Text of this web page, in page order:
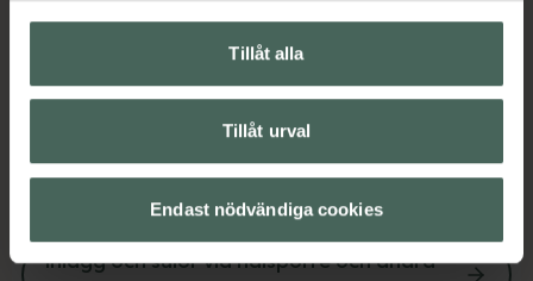
Tillåt alla
Tillåt urval
Endast nödvändiga cookies
Upptäck flera produkter inom
Händer och fötter
Inlägg och sulor vid hälsporre och andra